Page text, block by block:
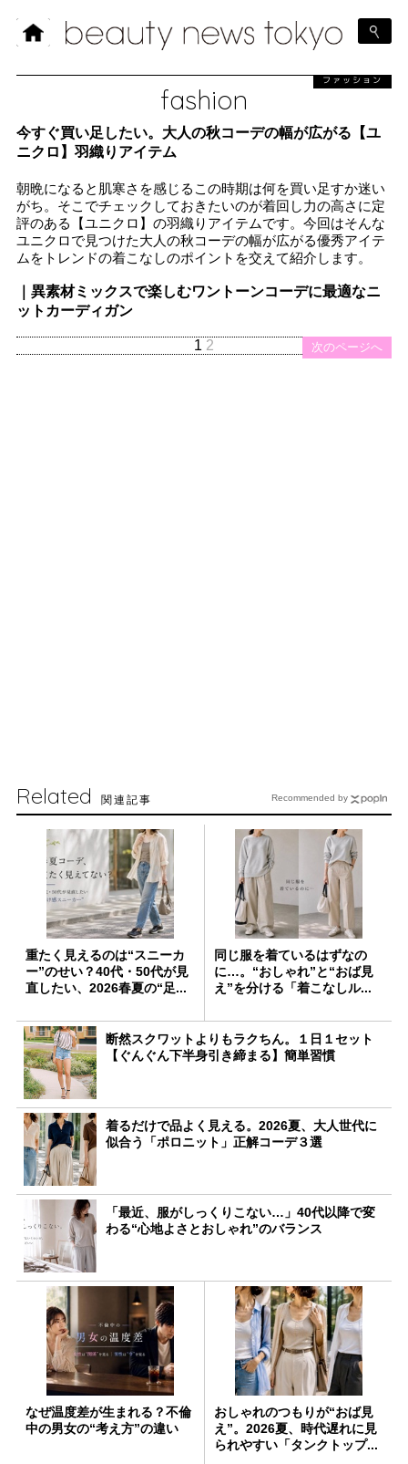
fashion
ファッション
今すぐ買い足したい。大人の秋コーデの幅が広がる【ユ
ニクロ】羽織りアイテム
朝晩になると肌寒さを感じるこの時期は何を買い足すか迷い
がち。そこでチェックしておきたいのが着回し力の高さに定
評のある【ユニクロ】の羽織りアイテムです。今回はそんな
ユニクロで見つけた大人の秋コーデの幅が広がる優秀アイテ
ムをトレンドの着こなしのポイントを交えて紹介します。
｜異素材ミックスで楽しむワントーンコーデに最適なニ
ットカーディガン
次のページへ
1 2
Related 関連記事
重たく見えるのは“スニーカ
ー”のせい？40代・50代が見
直したい、2026春夏の“足...
同じ服を着ているはずなの
に…。“おしゃれ”と“おば見
え”を分ける「着こなしル...
断然スクワットよりもラクちん。１日１セット
【ぐんぐん下半身引き締まる】簡単習慣
着るだけで品よく見える。2026夏、大人世代に
似合う「ポロニット」正解コーデ３選
「最近、服がしっくりこない…」40代以降で変
わる“心地よさとおしゃれ”のバランス
なぜ温度差が生まれる？不倫
中の男女の“考え方”の違い
おしゃれのつもりが“おば見
え”。2026夏、時代遅れに見
られやすい「タンクトップ...
Recommended by